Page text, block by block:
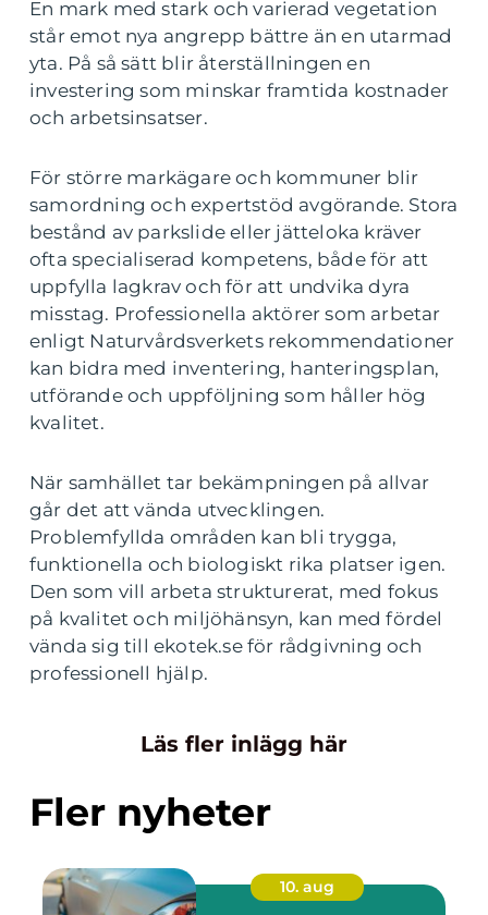
En mark med stark och varierad vegetation
står emot nya angrepp bättre än en utarmad
yta. På så sätt blir återställningen en
investering som minskar framtida kostnader
och arbetsinsatser.
För större markägare och kommuner blir
samordning och expertstöd avgörande. Stora
bestånd av parkslide eller jätteloka kräver
ofta specialiserad kompetens, både för att
uppfylla lagkrav och för att undvika dyra
misstag. Professionella aktörer som arbetar
enligt Naturvårdsverkets rekommendationer
kan bidra med inventering, hanteringsplan,
utförande och uppföljning som håller hög
kvalitet.
När samhället tar bekämpningen på allvar
går det att vända utvecklingen.
Problemfyllda områden kan bli trygga,
funktionella och biologiskt rika platser igen.
Den som vill arbeta strukturerat, med fokus
på kvalitet och miljöhänsyn, kan med fördel
vända sig till ekotek.se för rådgivning och
professionell hjälp.
Läs fler inlägg här
Fler nyheter
10. aug